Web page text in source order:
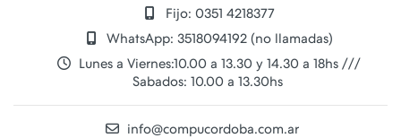
Fijo: 0351 4218377
WhatsApp: 3518094192 (no llamadas)
Lunes a Viernes:10.00 a 13.30 y 14.30 a 18hs ///
Sabados: 10.00 a 13.30hs
info@compucordoba.com.ar